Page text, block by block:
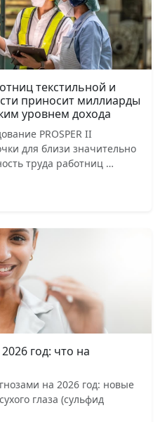
текстильной и
приносит миллиарды
уровнем дохода
PROSPER II
для близи значительно
труда работниц …
год: что на
на 2026 год: новые
глаза (сульфид